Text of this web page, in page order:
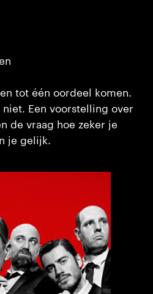
tot één oordeel komen.
niet. Een voorstelling over
de vraag hoe zeker je
je gelijk.